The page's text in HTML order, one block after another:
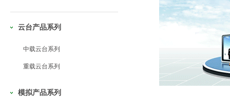
云台产品系列
中载云台系列
重载云台系列
模拟产品系列